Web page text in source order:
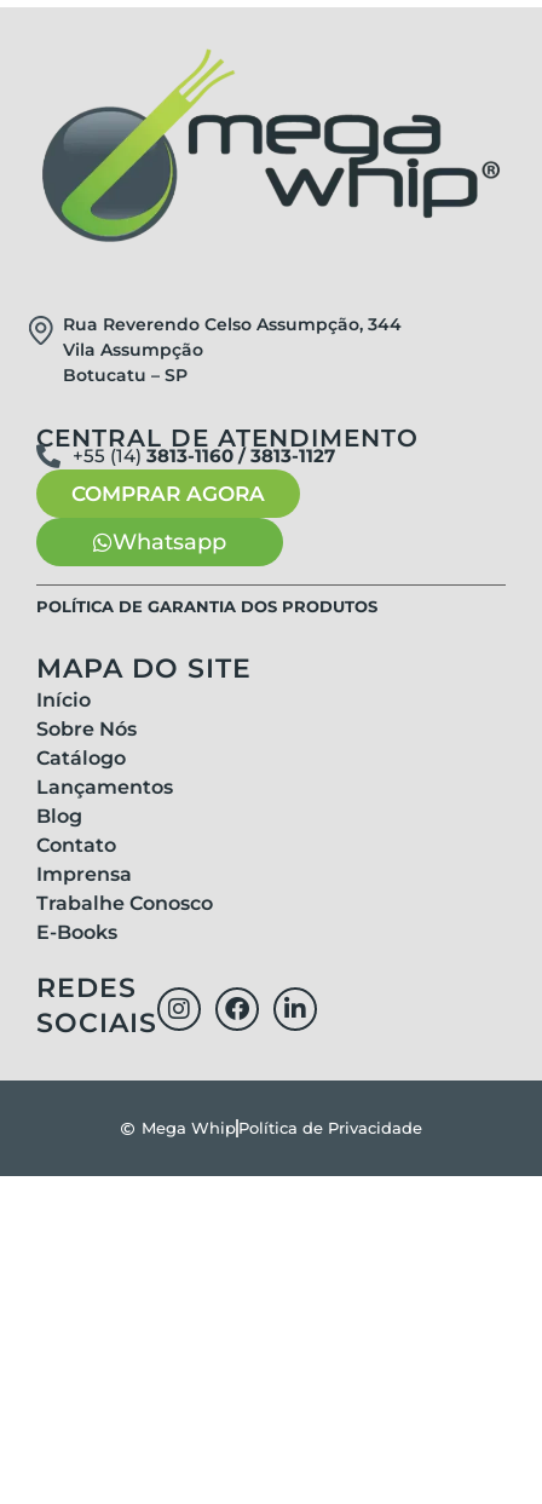
Rua Reverendo Celso Assumpção, 344
Vila Assumpção
Botucatu – SP
CENTRAL DE ATENDIMENTO
+55 (14) 3813-1160 / 3813-1127
COMPRAR AGORA
Whatsapp
POLÍTICA DE GARANTIA DOS PRODUTOS
MAPA DO SITE
Início
Sobre Nós
Catálogo
Lançamentos
Blog
Contato
Imprensa
Trabalhe Conosco
E-Books
REDES
SOCIAIS
Mega WhipPolítica de Privacidade